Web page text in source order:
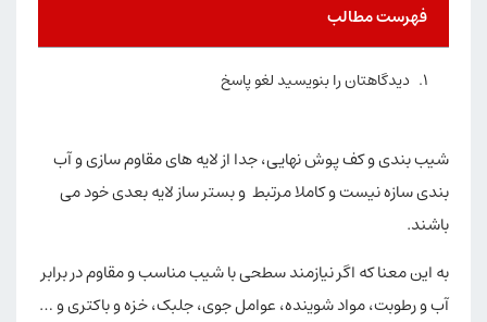
فهرست مطالب
دیدگاهتان را بنویسید لغو پاسخ
شیب بندی و کف پوش نهایی، جدا از لایه های مقاوم سازی و آب
بندی سازه نیست و کاملا مرتبط و بستر ساز لایه بعدی خود می
باشند.
به این معنا که اگر نیازمند سطحی با شیب مناسب و مقاوم در برابر
آب و رطوبت، مواد شوینده، عوامل جوی، جلبک، خزه و باکتری و …